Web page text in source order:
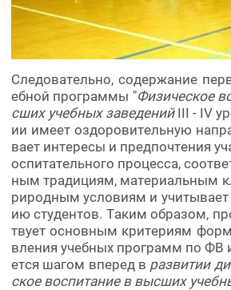
Следовательно, содержание
ебной программы "Физическое
сших учебных заведенийIII - IV
ии имеет оздоровительную
вает интересы и предпочтения
оспитательного процесса,
ным традициям, материальным
риродным условиям и
ию студентов. Таким образом,
твует основным критериям
вления учебных программ по ФВ
ется шагом вперед в развитии
ское воспитание в высших